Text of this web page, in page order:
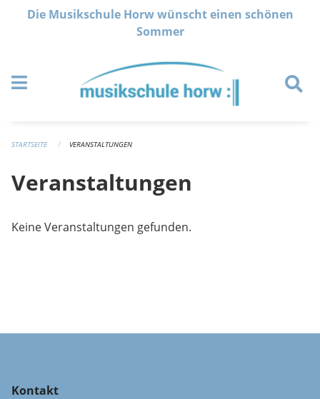
Navigation überspringen
Die Musikschule Horw wünscht einen schönen
Sommer
STARTSEITE VERANSTALTUNGEN
Veranstaltungen
Keine Veranstaltungen gefunden.
Kontakt